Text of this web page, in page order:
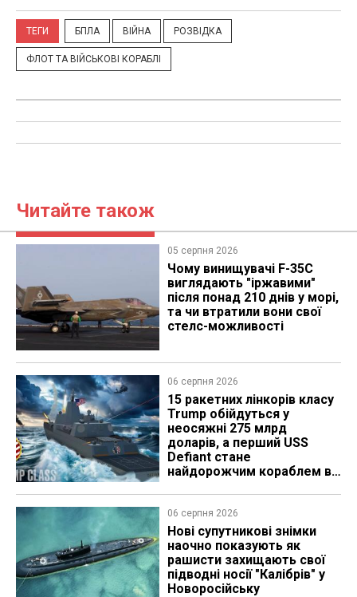
ТЕГИ БПЛА ВІЙНА РОЗВІДКА
ФЛОТ ТА ВІЙСЬКОВІ КОРАБЛІ
Читайте також
05 серпня 2026
Чому винищувачі F-35C
виглядають "іржавими"
після понад 210 днів у морі,
та чи втратили вони свої
стелс-можливості
06 серпня 2026
15 ракетних лінкорів класу
Trump обійдуться у
неосяжні 275 млрд
доларів, а перший USS
Defiant стане
найдорожчим кораблем в
06 серпня 2026
Нові супутникові знімки
наочно показують як
рашисти захищають свої
підводні носії "Калібрів" у
Новоросійську